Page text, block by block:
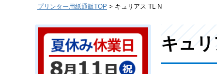
プリンター用紙通販TOP キュリアス TL-N
キュ